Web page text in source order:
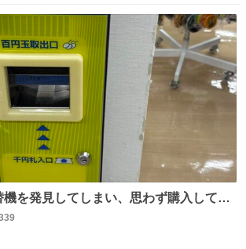
を発見してしまい、思わず購入してし
イベントが発生